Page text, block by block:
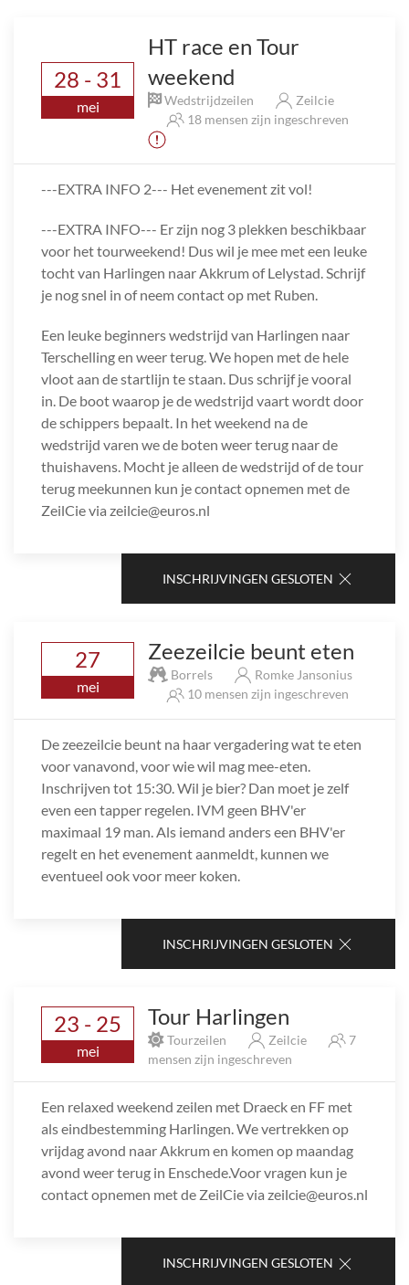
28 - 31
mei
HT race en Tour
weekend
Wedstrijdzeilen
Zeilcie
18 mensen zijn ingeschreven
---EXTRA INFO 2--- Het evenement zit vol!
---EXTRA INFO--- Er zijn nog 3 plekken beschikbaar
voor het tourweekend! Dus wil je mee met een leuke
tocht van Harlingen naar Akkrum of Lelystad. Schrijf
je nog snel in of neem contact op met Ruben.
Een leuke beginners wedstrijd van Harlingen naar
Terschelling en weer terug. We hopen met de hele
vloot aan de startlijn te staan. Dus schrijf je vooral
in. De boot waarop je de wedstrijd vaart wordt door
de schippers bepaalt. In het weekend na de
wedstrijd varen we de boten weer terug naar de
thuishavens. Mocht je alleen de wedstrijd of de tour
terug meekunnen kun je contact opnemen met de
ZeilCie via zeilcie@euros.nl
INSCHRIJVINGEN GESLOTEN
27
mei
Zeezeilcie beunt eten
Borrels
Romke Jansonius
10 mensen zijn ingeschreven
De zeezeilcie beunt na haar vergadering wat te eten
voor vanavond, voor wie wil mag mee-eten.
Inschrijven tot 15:30. Wil je bier? Dan moet je zelf
even een tapper regelen. IVM geen BHV'er
maximaal 19 man. Als iemand anders een BHV'er
regelt en het evenement aanmeldt, kunnen we
eventueel ook voor meer koken.
INSCHRIJVINGEN GESLOTEN
23 - 25
mei
Tour Harlingen
Tourzeilen Zeilcie
7
mensen zijn ingeschreven
Een relaxed weekend zeilen met Draeck en FF met
als eindbestemming Harlingen. We vertrekken op
vrijdag avond naar Akkrum en komen op maandag
avond weer terug in Enschede.Voor vragen kun je
contact opnemen met de ZeilCie via zeilcie@euros.nl
INSCHRIJVINGEN GESLOTEN